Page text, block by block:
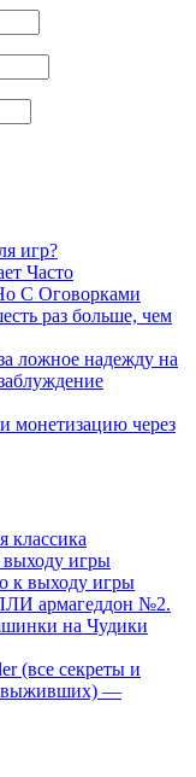
игр?
Часто
С Оговорками
раз больше, чем
ложное надежду на
монетизацию через
классика
игры
к выходу игры
армагеддон №2.
на Чудики
(все секреты и
выживших) —